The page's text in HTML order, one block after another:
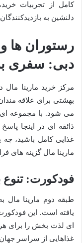
کامل از تجربیات
دلنشین به
رستوران ها و
دبی: سفری
مرکز خرید مارینا
بهشتی برای علاقه
می شود. با مجموعه ای
ذائقه ای در اینجا
غذایی کامل باشید،
مارینا مال گزینه های
فودکورت: تنوع
طبقه دوم مارینا مال
یافته است. این
ای لذت بخش را برای هر
غذاهایی از سراسر جهان